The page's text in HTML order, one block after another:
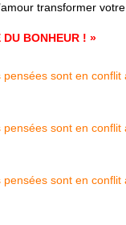
transformer votre
BONHEUR ! »